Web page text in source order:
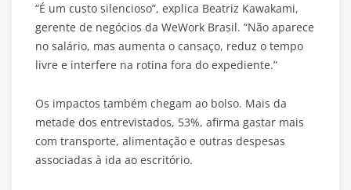
“É um custo silencioso”, explica Beatriz Kawakami,
gerente de negócios da WeWork Brasil. “Não aparece
no salário, mas aumenta o cansaço, reduz o tempo
livre e interfere na rotina fora do expediente.”
Os impactos também chegam ao bolso. Mais da
metade dos entrevistados, 53%, afirma gastar mais
com transporte, alimentação e outras despesas
associadas à ida ao escritório.